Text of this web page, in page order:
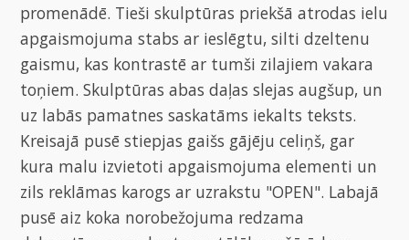
promenādē. Tieši skulptūras priekšā atrodas ielu
apgaismojuma stabs ar ieslēgtu, silti dzeltenu
gaismu, kas kontrastē ar tumši zilajiem vakara
toņiem. Skulptūras abas daļas slejas augšup, un
uz labās pamatnes saskatāms iekalts teksts.
Kreisajā pusē stiepjas gaišs gājēju celiņš, gar
kura malu izvietoti apgaismojuma elementi un
zils reklāmas karogs ar uzrakstu "OPEN". Labajā
pusē aiz koka norobežojuma redzama